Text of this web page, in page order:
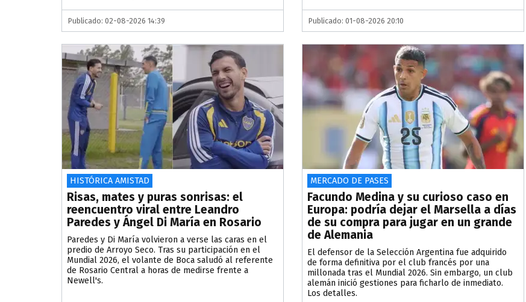
Publicado: 02-08-2026 14:39 Publicado: 01-08-2026 20:10
HISTÓRICA AMISTAD
Risas, mates y puras sonrisas: el
reencuentro viral entre Leandro
Paredes y Ángel Di María en Rosario
Paredes y Di María volvieron a verse las caras en el
predio de Arroyo Seco. Tras su participación en el
Mundial 2026, el volante de Boca saludó al referente
de Rosario Central a horas de medirse frente a
Newell's.
MERCADO DE PASES
Facundo Medina y su curioso caso en
Europa: podría dejar el Marsella a días
de su compra para jugar en un grande
de Alemania
El defensor de la Selección Argentina fue adquirido
de forma definitiva por el club francés por una
millonada tras el Mundial 2026. Sin embargo, un club
alemán inició gestiones para ficharlo de inmediato.
Los detalles.